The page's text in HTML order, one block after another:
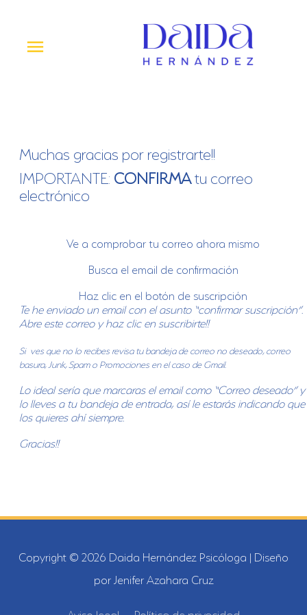
Menú
Muchas gracias por registrarte!!
IMPORTANTE: CONFIRMAtu correo
electrónico
Ve a comprobar tu correo ahora mismo
Busca el email de confirmación
Haz clic en el botón de suscripción
Te he enviado un email con el asunto “confirmar suscripción”.
Abre este correo y haz clic en suscribirte!!
Si ves que no lo recibes revisa tu bandeja de correo no deseado, correo
basura, Junk, Spam o Promociones en el caso de Gmail.
Lo ideal sería que marcaras el email como “Correo deseado” y
lo lleves a tu bandeja de entrada, así le estarás indicando que
los quieres ahí siempre.
Gracias!!
Copyright © 2026 Daida Hernández Psicóloga | Diseño
por Jenifer Azahara Cruz